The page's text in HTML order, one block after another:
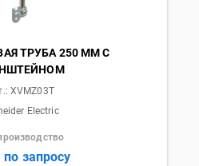
ТРУБА 250 ММ С
XVMZ03T
Electric
по запросу